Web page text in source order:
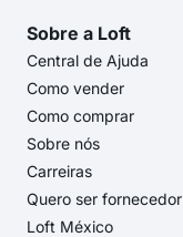
Sobre a Loft
Central de Ajuda
Como vender
Como comprar
Sobre nós
Carreiras
Quero ser fornecedor
Loft México